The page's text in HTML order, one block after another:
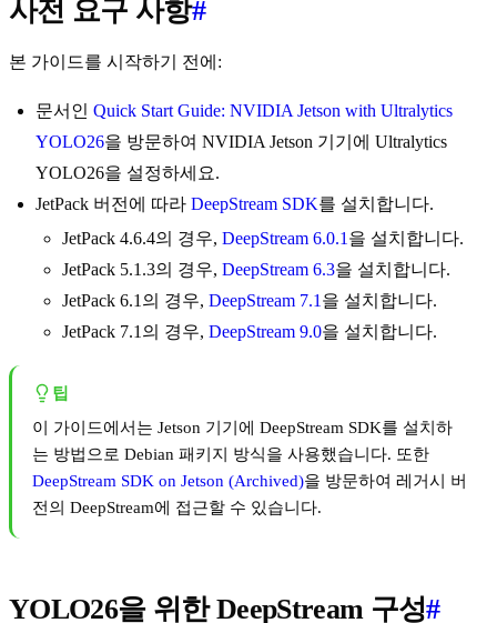
사전 요구 사항#
본 가이드를 시작하기 전에:
문서인 Quick Start Guide: NVIDIA Jetson with Ultralytics
YOLO26을 방문하여 NVIDIA Jetson 기기에 Ultralytics
YOLO26을 설정하세요.
JetPack 버전에 따라 DeepStream SDK를 설치합니다.
JetPack 4.6.4의 경우, DeepStream 6.0.1 을 설치합니다.
JetPack 5.1.3의 경우, DeepStream 6.3을 설치합니다.
JetPack 6.1의 경우, DeepStream 7.1 을 설치합니다.
JetPack 7.1의 경우, DeepStream 9.0을 설치합니다.
팁
이 가이드에서는 Jetson 기기에 DeepStream SDK를 설치하
는 방법으로 Debian 패키지 방식을 사용했습니다. 또한
DeepStream SDK on Jetson (Archived)을 방문하여 레거시 버
전의 DeepStream에 접근할 수 있습니다.
YOLO26을 위한 DeepStream 구성#